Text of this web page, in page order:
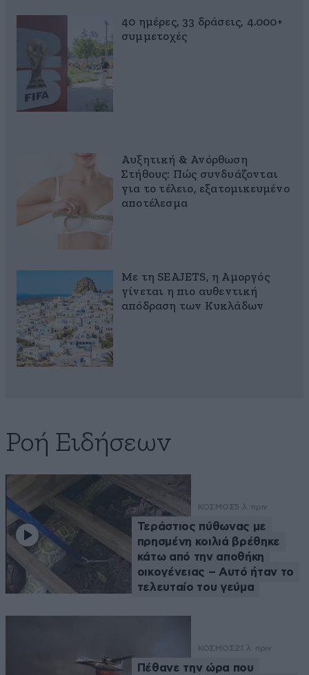
40 ημέρες, 33 δράσεις, 4.000+
συμμετοχές
Αυξητική & Ανόρθωση
Στήθους: Πώς συνδυάζονται
για το τέλειο, εξατομικευμένο
αποτέλεσμα
Με τη SEAJETS, η Αμοργός
γίνεται η πιο αυθεντική
απόδραση των Κυκλάδων
Ροή Ειδήσεων
ΚΟΣΜΟΣ5 λ. πριν
Τεράστιος πύθωνας με
πρησμένη κοιλιά βρέθηκε
κάτω από την αποθήκη
οικογένειας – Αυτό ήταν το
τελευταίο του γεύμα
ΚΟΣΜΟΣ21 λ. πριν
Πέθανε την ώρα που